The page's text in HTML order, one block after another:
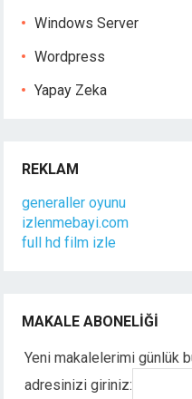
Windows Server
Wordpress
Yapay Zeka
REKLAM
generaller oyunu
izlenmebayi.com
full hd film izle
MAKALE ABONELIĞI
Yeni makalelerimi günlük
adresinizi giriniz: